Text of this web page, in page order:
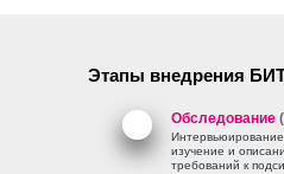
Этапы внедрения
Обследование
изучение и
требований к